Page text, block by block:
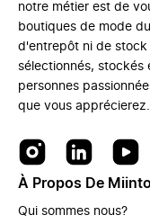
notre métier est de
boutiques de mode
d'entrepôt ni de stock
sélectionnés, stockés
personnes
que vous
À Propos De Miinto
Qui sommes nous?